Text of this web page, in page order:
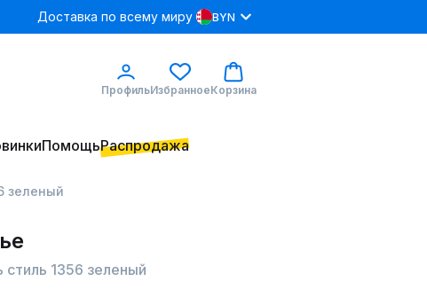
Доставка по всему миру BYN
ПрофильИзбранноеКорзина
ПомощьРаспродажа
зеленый
1356 зеленый